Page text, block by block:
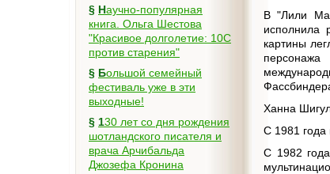
§ Научно-популярная
книга. Ольга Шестова
"Красивое долголетие: 10C
против старения"
§ Большой семейный
фестиваль уже в эти
выходные!
§ 130 лет со дня рождения
шотландского писателя и
врача Арчибальда
Джозефа Кронина
В "Лили
исполнила
картины
Ханна
С 1981 года
С 1982